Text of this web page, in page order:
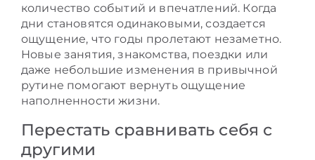
количество событий и впечатлений. Когда
дни становятся одинаковыми, создается
ощущение, что годы пролетают незаметно.
Новые занятия, знакомства, поездки или
даже небольшие изменения в привычной
рутине помогают вернуть ощущение
наполненности жизни.
Перестать сравнивать себя с
другими